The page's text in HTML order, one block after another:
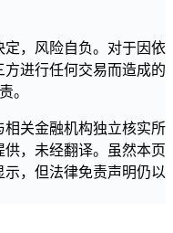
，风险自负。对于因依
进行任何交易而造成的
。
关金融机构独立核实所
，未经翻译。虽然本页
，但法律免责声明仍以